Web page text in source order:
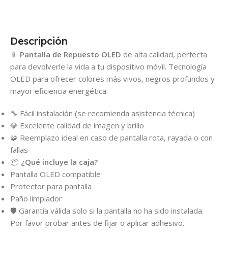
Descripción
📱 Pantalla de Repuesto OLED de alta calidad, perfecta
para devolverle la vida a tu dispositivo móvil. Tecnología
OLED para ofrecer colores más vivos, negros profundos y
mayor eficiencia energética.
🔧 Fácil instalación (se recomienda asistencia técnica)
💎 Excelente calidad de imagen y brillo
🧩 Reemplazo ideal en caso de pantalla rota, rayada o con
fallas
📦 ¿Qué incluye la caja?
Pantalla OLED compatible
Protector para pantalla
Paño limpiador
🛡️ Garantía válida solo si la pantalla no ha sido instalada.
Por favor probar antes de fijar o aplicar adhesivo.